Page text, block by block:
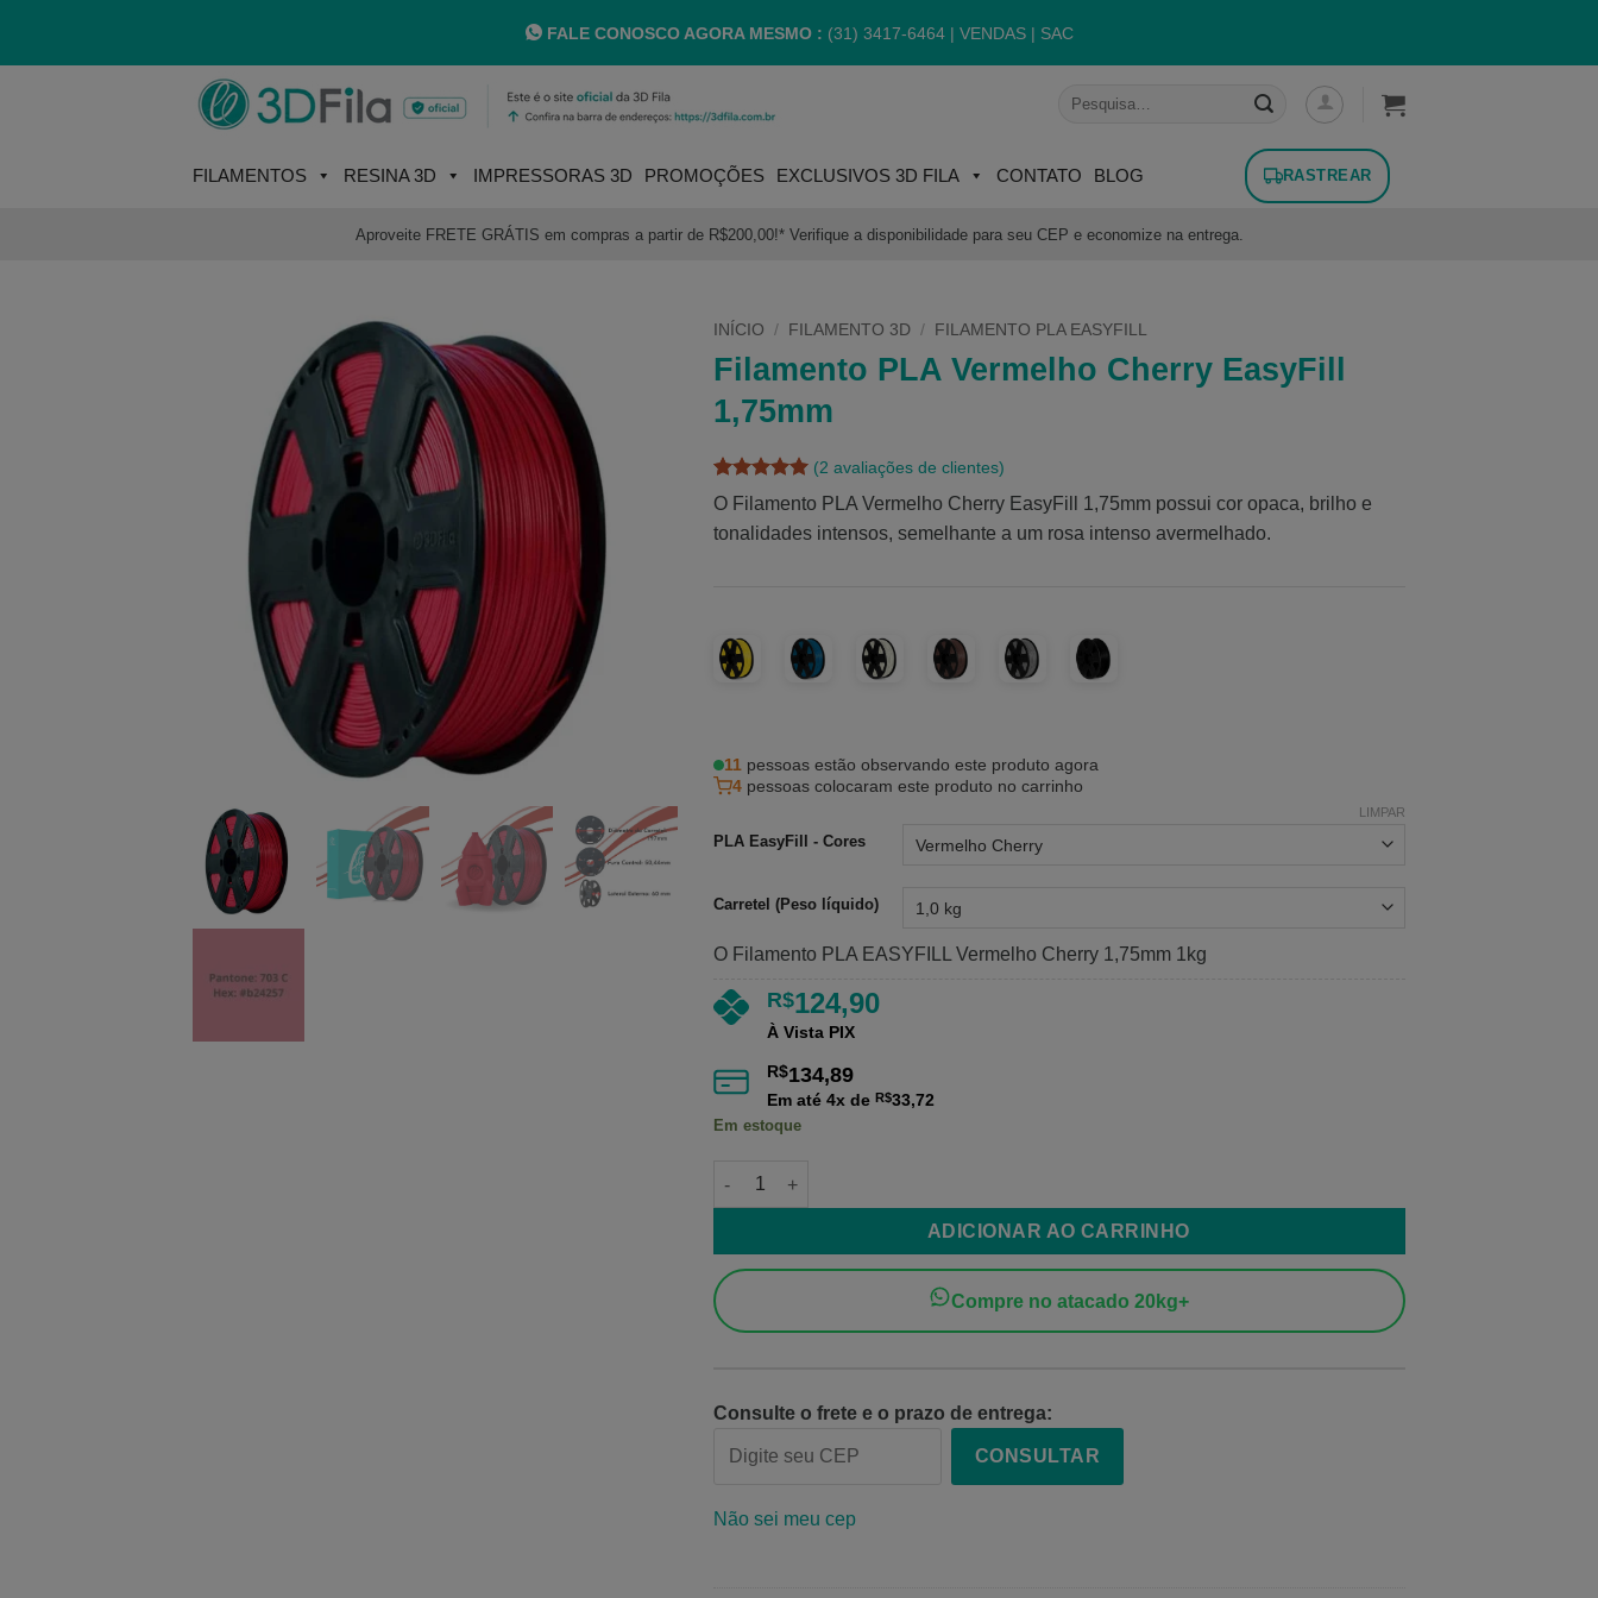
FALE CONOSCO AGORA MESMO : (31) 3417-6464 | VENDAS | SAC
Pesquisar
FILAMENTOS RESINA 3D IMPRESSORAS 3D PROMOÇÕES EXCLUSIVOS 3D FILA CONTATO BLOG RASTREAR
Aproveite FRETE GRÁTIS em compras a partir de R$200,00!* Verifique a disponibilidade para seu CEP e economize na entrega.
INÍCIO / FILAMENTO 3D / FILAMENTO PLA EASYFILL
Filamento PLA Vermelho Cherry EasyFill
1,75mm
Avaliado
como5de
5, com
2
(2 avaliações de clientes)
O Filamento PLA Vermelho Cherry EasyFill 1,75mm possui cor opaca, brilho e
tonalidades intensos, semelhante a um rosa intenso avermelhado.
11pessoas estão observando este produto agora
4pessoas colocaram este produto no carrinho
PLA EasyFill - Cores
Carretel (Peso líquido)
LIMPAR
O Filamento PLA EASYFILL Vermelho Cherry 1,75mm 1kg
R$124,90
À Vista PIX
R$134,89
Em até 4x de R$33,72
Em estoque
Filamento PLA Vermelho Cherry EasyFill 1,75mm quantidade
ADICIONAR AO CARRINHO
Compre no atacado 20kg+
Consulte o frete e o prazo de entrega:
CONSULTAR
Não sei meu cep